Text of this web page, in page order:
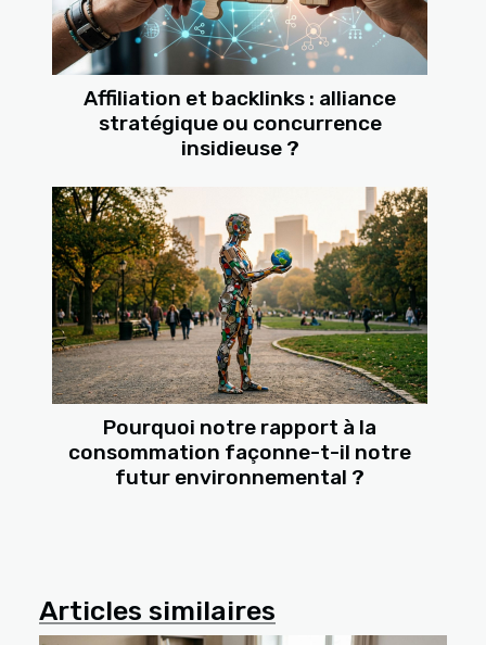
Affiliation et backlinks : alliance
stratégique ou concurrence
insidieuse ?
Pourquoi notre rapport à la
consommation façonne-t-il notre
futur environnemental ?
Articles similaires